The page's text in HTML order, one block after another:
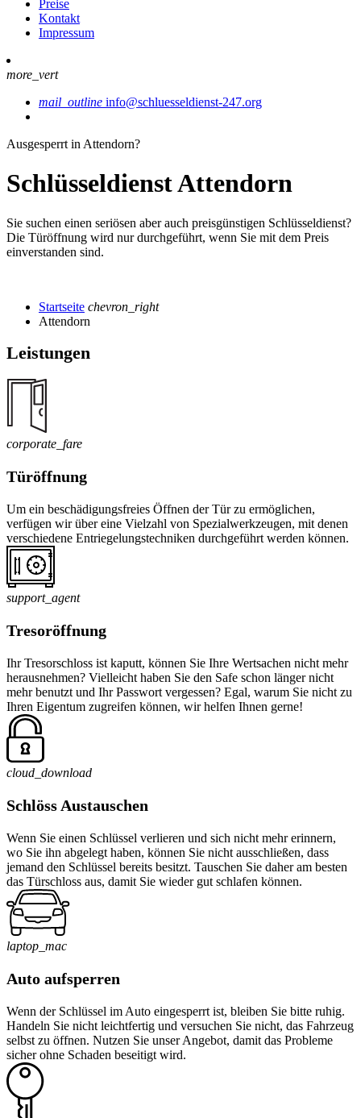
Preise
Kontakt
Impressum
more_vert
mail_outline info@schluesseldienst-247.org
Ausgesperrt in Attendorn?
Schlüsseldienst Attendorn
Sie suchen einen seriösen aber auch preisgünstigen Schlüsseldienst?
Die Türöffnung wird nur durchgeführt, wenn Sie mit dem Preis
einverstanden sind.
Startseite chevron_right
Attendorn
Leistungen
corporate_fare
Türöffnung
Um ein beschädigungsfreies Öffnen der Tür zu ermöglichen,
verfügen wir über eine Vielzahl von Spezialwerkzeugen, mit denen
verschiedene Entriegelungstechniken durchgeführt werden können.
support_agent
Tresoröffnung
Ihr Tresorschloss ist kaputt, können Sie Ihre Wertsachen nicht mehr
herausnehmen? Vielleicht haben Sie den Safe schon länger nicht
mehr benutzt und Ihr Passwort vergessen? Egal, warum Sie nicht zu
Ihren Eigentum zugreifen können, wir helfen Ihnen gerne!
cloud_download
Schlöss Austauschen
Wenn Sie einen Schlüssel verlieren und sich nicht mehr erinnern,
wo Sie ihn abgelegt haben, können Sie nicht ausschließen, dass
jemand den Schlüssel bereits besitzt. Tauschen Sie daher am besten
das Türschloss aus, damit Sie wieder gut schlafen können.
laptop_mac
Auto aufsperren
Wenn der Schlüssel im Auto eingesperrt ist, bleiben Sie bitte ruhig.
Handeln Sie nicht leichtfertig und versuchen Sie nicht, das Fahrzeug
selbst zu öffnen. Nutzen Sie unser Angebot, damit das Probleme
sicher ohne Schaden beseitigt wird.